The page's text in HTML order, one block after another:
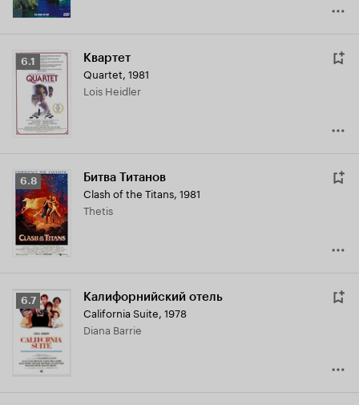
Рейтинг
Кинопоиска
6.1
6.1 Квартет
Quartet, 1981
Lois Heidler
Рейтинг
Кинопоиска
6.8
6.8 Битва Титанов
Clash of the Titans, 1981
Thetis
Рейтинг
Кинопоиска
6.7
6.7 Калифорнийский отель
California Suite, 1978
Diana Barrie